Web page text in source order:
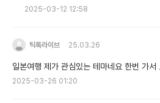
2025-03-12 12:58
틱톡라이브 25.03.26
일본여행 제가 관심있는 테마네요 한번 가
2025-03-26 01:20